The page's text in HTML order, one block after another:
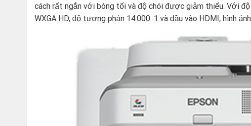
cách rất ngắn với bóng tối và độ chói được giảm thiểu. Với độ
WXGA HD, độ tương phản 14.000: 1 và đầu vào HDMI, hình